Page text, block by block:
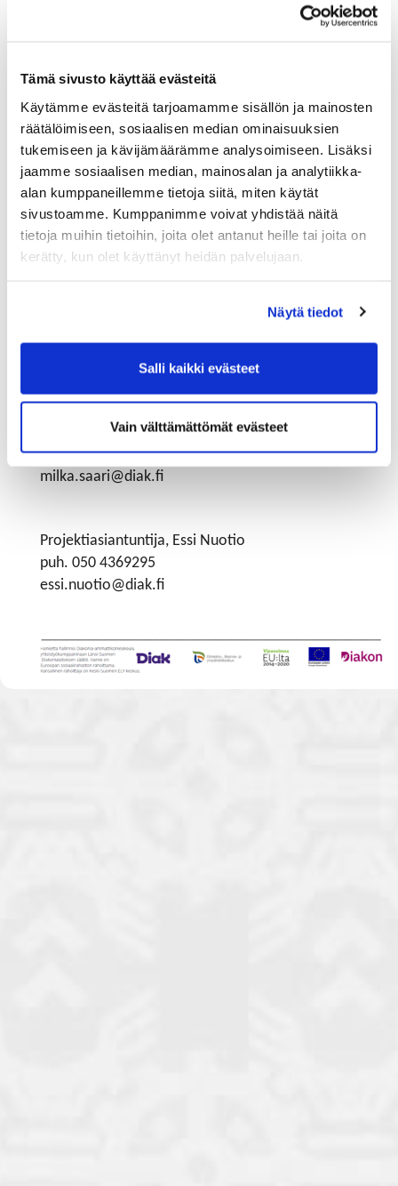
Tämä sivusto käyttää evästeitä
Käytämme evästeitä tarjoamamme sisällön ja mainosten
räätälöimiseen, sosiaalisen median ominaisuuksien
tukemiseen ja kävijämäärämme analysoimiseen. Lisäksi
jaamme sosiaalisen median, mainosalan ja analytiikka-
alan kumppaneillemme tietoja siitä, miten käytät
sivustoamme. Kumppanimme voivat yhdistää näitä
tietoja muihin tietoihin, joita olet antanut heille tai joita on
kerätty, kun olet käyttänyt heidän palvelujaan.
Näytä tiedot
Salli kaikki evästeet
Vain välttämättömät evästeet
turvapaikanhakijalle/ tilapäistä suojelua hakevalle
Miten toimia:
Pyydämme olemaan yhteydessä
projektikoordinaattori Kalle Mäenpäähän ja
kertomaan työntekijöiden tarpeestanne
(työpaikkailmoitus) ja ilmoittamaan muut tarvittavat
tiedot. Toivomme, että työpaikkailmoitukset
lähetetään sähköpostitse.
puh. 044 705 20 25
kalle.maenpaa@diakon.fi
Projektipäällikko, Milka Saari
puh. 050 3062391
milka.saari@diak.fi
Projektiasiantuntija, Essi Nuotio
puh. 050 4369295
essi.nuotio@diak.fi